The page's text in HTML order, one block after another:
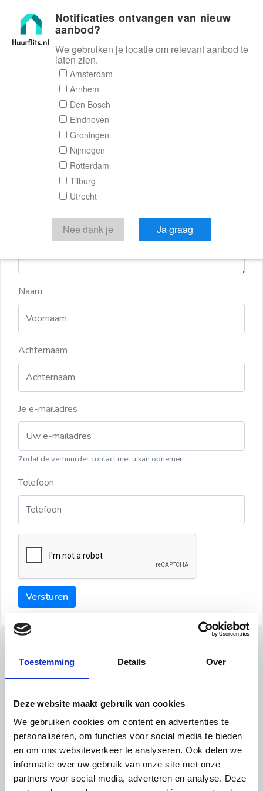
Toestemming Details Over
Deze website maakt gebruik van cookies
We gebruiken cookies om content en advertenties te
personaliseren, om functies voor social media te bieden
en om ons websiteverkeer te analyseren. Ook delen we
informatie over uw gebruik van onze site met onze
partners voor social media, adverteren en analyse. Deze
Huurflits
Reactieformulier
Huurflits
Verstuur je bericht
Door een bericht te sturen kom je in contact met de
aanbieder of makelaar van de woning.
Naam
Achternaam
Je e-mailadres
Zodat de verhuurder contact met u kan opnemen
Telefoon
Versturen
Tips
Tip 1:
Schrijf een duidelijke introductie en geef de volgende
informatie mee:
Ben je student, werkachtig of werkzoekend
Notificaties ontvangen van nieuw
aanbod?
We gebruiken je locatie om relevant aanbod te
laten zien.
Amsterdam
Arnhem
Den Bosch
Eindhoven
Groningen
Nijmegen
Rotterdam
Tilburg
Utrecht
Nee dank je Ja graag